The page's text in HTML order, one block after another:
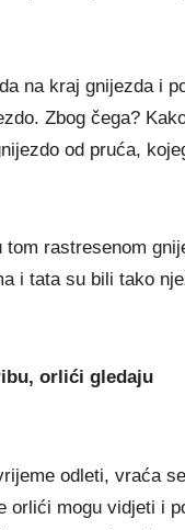
na kraj gnijezda i
Zbog čega?
od pruća,
tom rastresenom
i tata su bili tako
orlići gledaju
odleti, vraća
orlići mogu vidjeti i